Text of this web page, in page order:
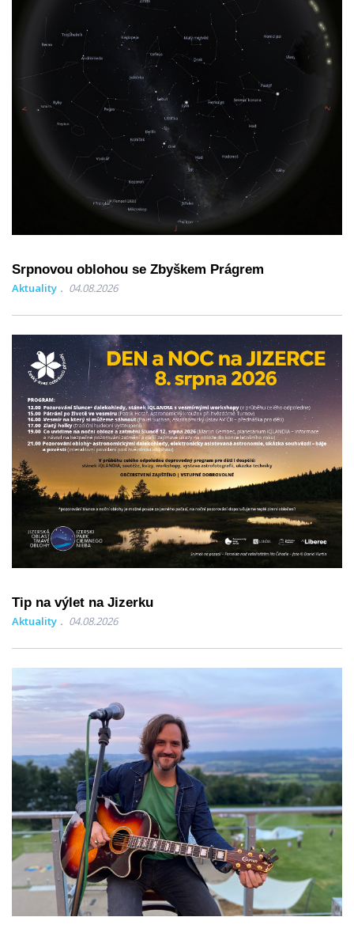
Srpnovou oblohou se Zbyškem Prágrem
Aktuality 04.08.2026
Tip na výlet na Jizerku
Aktuality 04.08.2026